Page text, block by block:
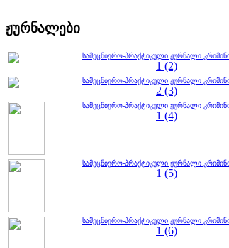
ჟურნალები
სამეცნიერო-პრაქტიკული ჟურნალი
1 (2)
სამეცნიერო-პრაქტიკული ჟურნალი
2 (3)
სამეცნიერო-პრაქტიკული ჟურნალი
1 (4)
სამეცნიერო-პრაქტიკული ჟურნალი
1 (5)
სამეცნიერო-პრაქტიკული ჟურნალი
1 (6)